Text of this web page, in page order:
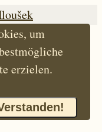
um
erzielen.